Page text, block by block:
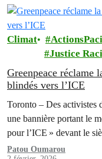
Climat
Justice
Greenpeace réclame
blindés vers l’ICE
Toronto – Des activistes
une bannière portant le
pour l’ICE » devant le
qui…
Patou Oumarou